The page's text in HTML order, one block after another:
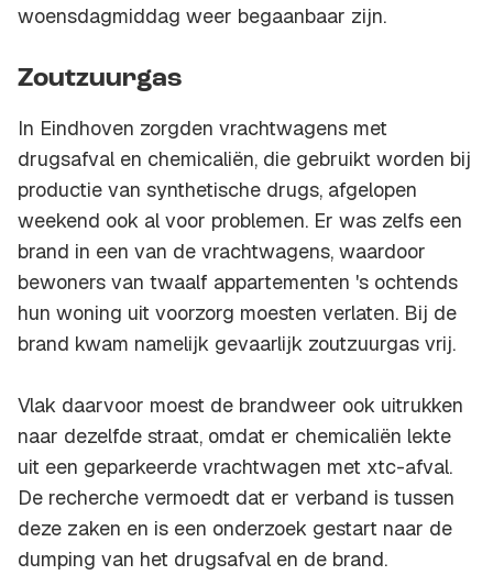
woensdagmiddag weer begaanbaar zijn.
Zoutzuurgas
In Eindhoven zorgden vrachtwagens met
drugsafval en chemicaliën, die gebruikt worden bij
productie van synthetische drugs, afgelopen
weekend ook al voor problemen. Er was zelfs een
brand in een van de vrachtwagens, waardoor
bewoners van twaalf appartementen 's ochtends
hun woning uit voorzorg moesten verlaten. Bij de
brand kwam namelijk gevaarlijk zoutzuurgas vrij.
Vlak daarvoor moest de brandweer ook uitrukken
naar dezelfde straat, omdat er chemicaliën lekte
uit een geparkeerde vrachtwagen met xtc-afval.
De recherche vermoedt dat er verband is tussen
deze zaken en is een onderzoek gestart naar de
dumping van het drugsafval en de brand.